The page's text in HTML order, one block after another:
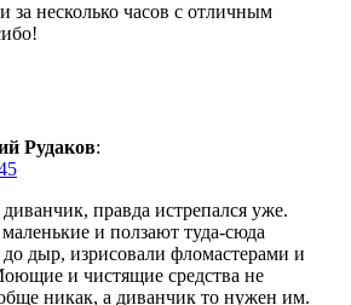
за несколько часов с отличным
Рудаков:
правда истрепался уже.
и ползают туда-сюда
дыр, изрисовали фломастерами и
и чистящие средства не
никак, а диванчик то нужен им.